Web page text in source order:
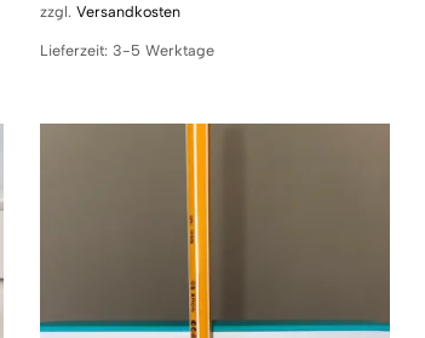
zzgl. Versandkosten
Lieferzeit: 3-5 Werktage